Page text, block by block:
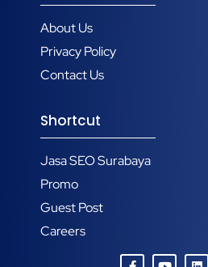
About Us
Privacy Policy
Contact Us
Shortcut
Jasa SEO Surabaya
Promo
Guest Post
Careers